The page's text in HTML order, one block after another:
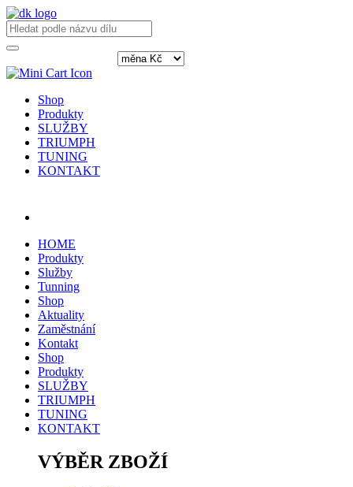
Shop
Produkty
SLUŽBY
TRIUMPH
TUNING
KONTAKT
HOME
Produkty
Služby
Tunning
Shop
Aktuality
Zaměstnání
Kontakt
Shop
Produkty
SLUŽBY
TRIUMPH
TUNING
KONTAKT
VÝBĚR ZBOŽÍ